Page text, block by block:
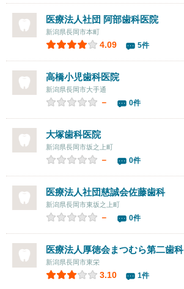
医療法人社団 阿部歯科医院
新潟県長岡市本町
4.09 5件
高橋小児歯科医院
新潟県長岡市大手通
－ 0件
大塚歯科医院
新潟県長岡市坂之上町
－ 0件
医療法人社団慈誠会佐藤歯科
新潟県長岡市東坂之上町
－ 0件
医療法人厚徳会まつむら第二歯科
新潟県長岡市東栄
3.10 1件